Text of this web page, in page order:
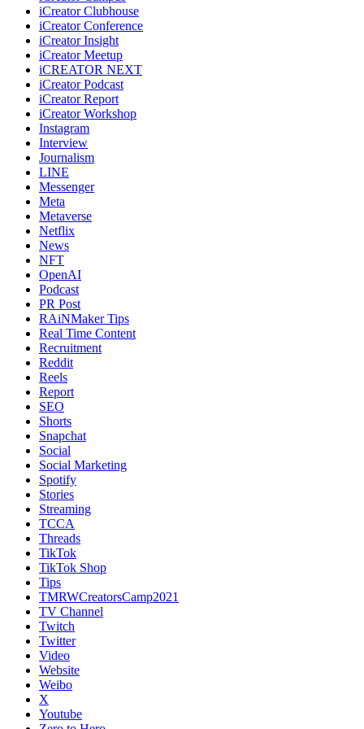
iCreator Clubhouse
iCreator Conference
iCreator Insight
iCreator Meetup
iCREATOR NEXT
iCreator Podcast
iCreator Report
iCreator Workshop
Instagram
Interview
Journalism
LINE
Messenger
Meta
Metaverse
Netflix
News
NFT
OpenAI
Podcast
PR Post
RAiNMaker Tips
Real Time Content
Recruitment
Reddit
Reels
Report
SEO
Shorts
Snapchat
Social
Social Marketing
Spotify
Stories
Streaming
TCCA
Threads
TikTok
TikTok Shop
Tips
TMRWCreatorsCamp2021
TV Channel
Twitch
Twitter
Video
Website
Weibo
X
Youtube